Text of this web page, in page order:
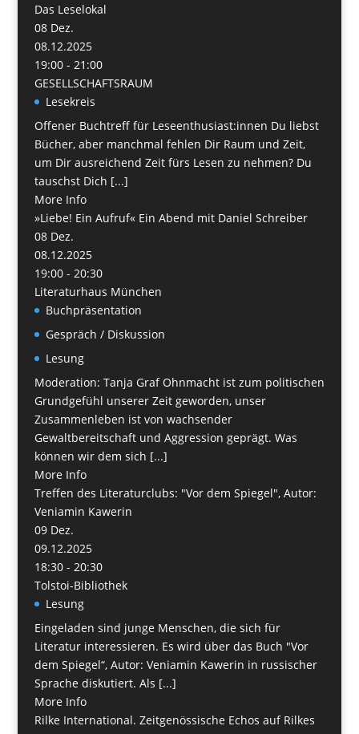
Das Leselokal
08 Dez.
08.12.2025
19:00 - 21:00
GESELLSCHAFTSRAUM
Lesekreis
Offener Buchtreff für Leseenthusiast:innen Du liebst
Bücher, aber manchmal fehlen Dir Raum und Zeit,
um Dir ausreichend Zeit fürs Lesen zu nehmen? Du
tauschst Dich [...]
More Info
»Liebe! Ein Aufruf« Ein Abend mit Daniel Schreiber
08 Dez.
08.12.2025
19:00 - 20:30
Literaturhaus München
Buchpräsentation
Gespräch / Diskussion
Lesung
Moderation: Tanja Graf Ohnmacht ist zum politischen
Grundgefühl unserer Zeit geworden, unser
Zusammenleben ist von wachsender
Gewaltbereitschaft und Aggression geprägt. Was
können wir dem sich [...]
More Info
Treffen des Literaturclubs: "Vor dem Spiegel", Autor:
Veniamin Kawerin
09 Dez.
09.12.2025
18:30 - 20:30
Tolstoi-Bibliothek
Lesung
Eingeladen sind junge Menschen, die sich für
Literatur interessieren. Es wird über das Buch "Vor
dem Spiegel“, Autor: Veniamin Kawerin in russischer
Sprache diskutiert. Als [...]
More Info
Rilke International. Zeitgenössische Echos auf Rilkes